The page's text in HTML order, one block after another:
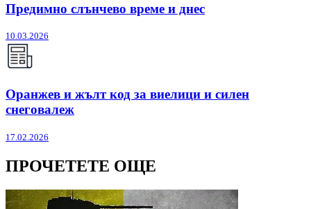
Предимно слънчево време и днес
10.03.2026
Оранжев и жълт код за виелици и силен
снеговалеж
17.02.2026
ПРОЧЕТЕТЕ ОЩЕ